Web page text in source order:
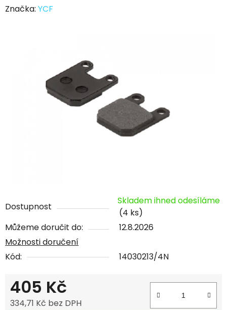
Dostupnost
Skladem ihned odesíláme
(4 ks)
Můžeme doručit do:
12.8.2026
Možnosti doručení
Kód:
14030213/4N
405 Kč
334,71 Kč bez DPH
Značka: YCF